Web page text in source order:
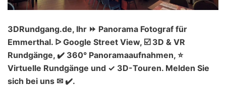
3DRundgang.de, Ihr ⏩ Panorama Fotograf für
Emmerthal. ᐅ Google Street View, ☑️ 3D & VR
Rundgänge, ✔️ 360° Panoramaaufnahmen, ⭐
Virtuelle Rundgänge und ✓ 3D-Touren. Melden Sie
sich bei uns ✉ ✔️.